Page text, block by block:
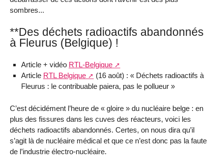
sombres...
**Des déchets radioactifs abandonnés
à Fleurus (Belgique) !
Article + vidéo RTL-Belgique
Article RTL Belgique
(16 août) : « Déchets radioactifs à
Fleurus : le contribuable paiera, pas le pollueur »
C’est décidément l’heure de « gloire » du nucléaire belge : en
plus des fissures dans les cuves des réacteurs, voici les
déchets radioactifs abandonnés. Certes, on nous dira qu’il
s’agit là de nucléaire médical et que ce n’est donc pas la faute
de l’industrie électro-nucléaire.